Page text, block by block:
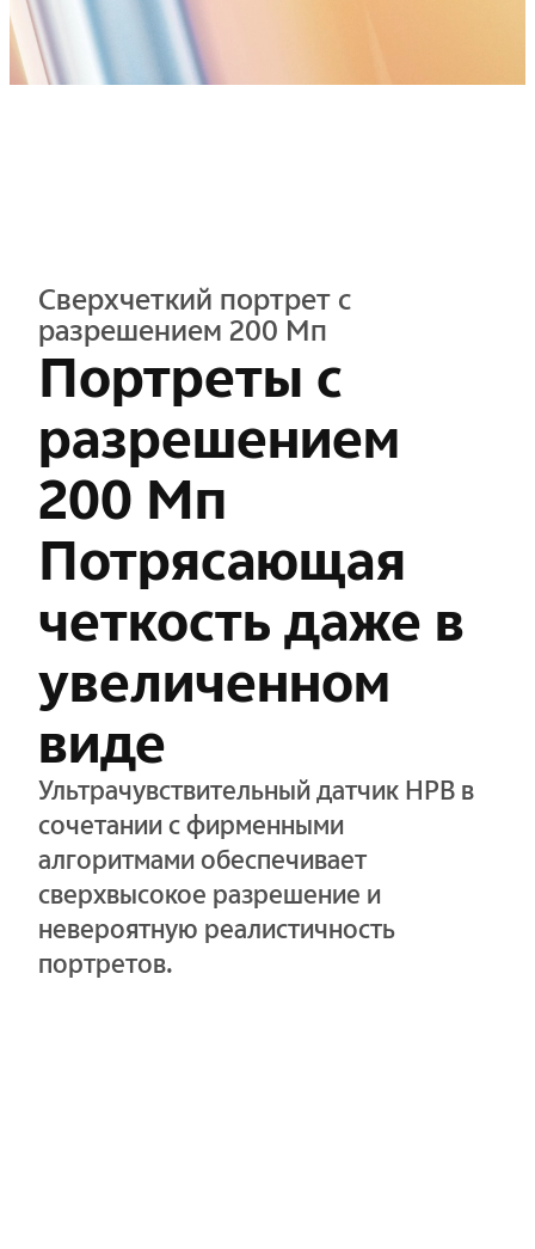
Сверхчеткий портрет с
разрешением 200 Мп
Портреты с
разрешением
200 Мп
Потрясающая
четкость даже в
увеличенном
виде
Ультрачувствительный датчик HPB в
сочетании с фирменными
алгоритмами обеспечивает
сверхвысокое разрешение и
невероятную реалистичность
портретов.